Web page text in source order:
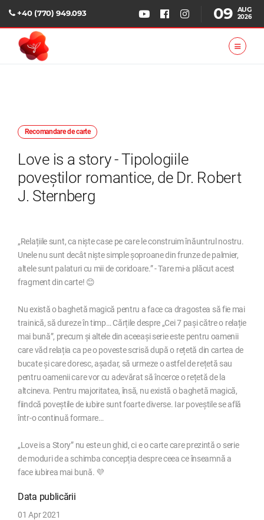
+40 (770) 949.093 09 AUG
2026
Recomandare de carte
Love is a story - Tipologiile
poveștilor romantice, de Dr. Robert
J. Sternberg
„Relațiile sunt, ca niște case pe care le construim înăuntrul nostru.
Unele nu sunt decât niște simple șoproane din frunze de palmier,
altele sunt palaturi cu mii de coridoare.” - Tare mi-a plăcut acest
fragment din carte! 😊
Nu există o baghetă magică pentru a face ca dragostea să fie mai
trainică, să dureze în timp… Cărțile despre „Cei 7 pași către o relație
mai bună”, precum și altele din aceeași serie este pentru oamenii
care văd relația ca pe o poveste scrisă după o rețetă din cartea de
bucate și care doresc, așadar, să urmeze o astfel de rețetă sau
pentru oamenii care vor cu adevărat să încerce o rețetă de la
altcineva. Pentru majoritatea, însă, nu există o baghetă magică,
fiindcă poveștile de iubire sunt foarte diverse. Iar poveștile se află
într-o continuă formare…
„Love is a Story” nu este un ghid, ci e o carte care prezintă o serie
de moduri de a schimba concepția despre ceea ce înseamnă a
face iubirea mai bună. 💜
Data publicării
01 Apr 2021